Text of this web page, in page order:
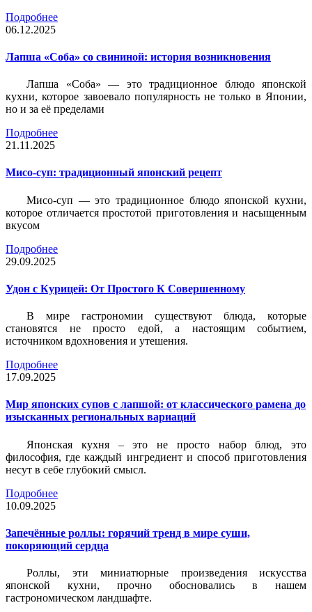
Подробнее
06.12.2025
Лапша «Соба» со свининой: история возникновения
Лапша «Соба» — это традиционное блюдо японской
кухни, которое завоевало популярность не только в Японии,
но и за её пределами
Подробнее
21.11.2025
Мисо-суп: традиционный японский рецепт
Мисо-суп — это традиционное блюдо японской кухни,
которое отличается простотой приготовления и насыщенным
вкусом
Подробнее
29.09.2025
Удон с Курицей: От Простого К Совершенному
В мире гастрономии существуют блюда, которые
становятся не просто едой, а настоящим событием,
источником вдохновения и утешения.
Подробнее
17.09.2025
Мир японских супов с лапшой: от классического рамена до
изысканных региональных вариаций
Японская кухня – это не просто набор блюд, это
философия, где каждый ингредиент и способ приготовления
несут в себе глубокий смысл.
Подробнее
10.09.2025
Запечённые роллы: горячий тренд в мире суши,
покоряющий сердца
Роллы, эти миниатюрные произведения искусства
японской кухни, прочно обосновались в нашем
гастрономическом ландшафте.